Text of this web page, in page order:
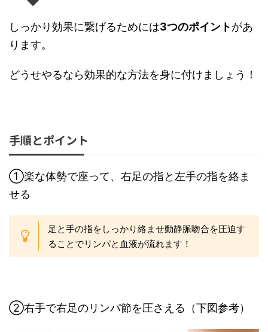
しっかり効果に繋げるためには3つのポイントがあ
ります。
どうせやるなら効果的な方法を身に付けましょう！
手順とポイント
①楽な体勢で座って、右足の指と左手の指を絡ま
せる
足と手の指をしっかり絡ませ動静脈吻合を圧迫す
ることでリンパと血液が流れます！
②右手で右足のリンパ節を圧さえる（下図参考）